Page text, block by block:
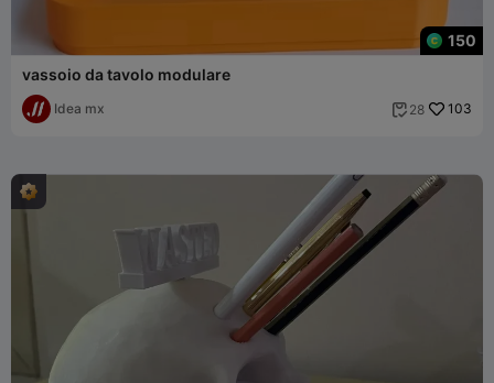
150
vassoio da tavolo modulare
Idea mx  28 103